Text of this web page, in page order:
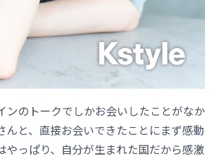
ンのトークでしかお会いしたことがなか
んと、直接お会いできたことにまず感動
やっぱり、自分が生まれた国だから感激